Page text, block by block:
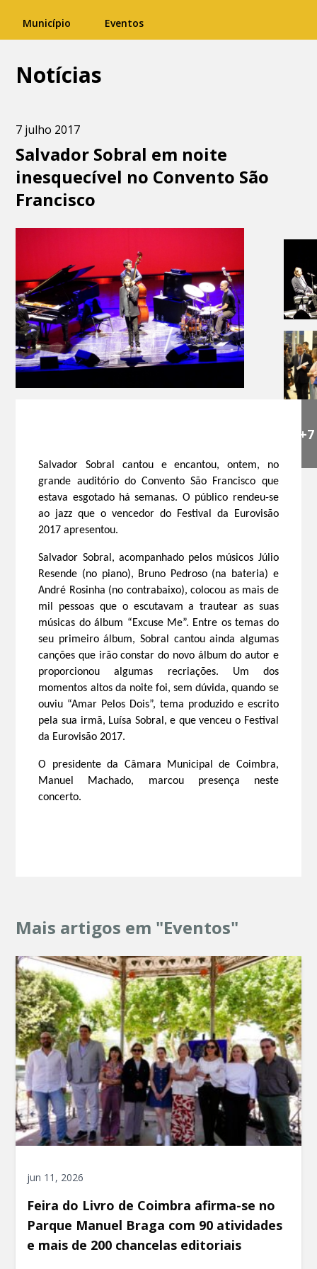
Município Eventos
Notícias
7 julho 2017
Salvador Sobral em noite
inesquecível no Convento São
Francisco
+7
Salvador Sobral cantou e encantou, ontem, no
grande auditório do Convento São Francisco que
estava esgotado há semanas. O público rendeu-se
ao jazz que o vencedor do Festival da Eurovisão
2017 apresentou.
Salvador Sobral, acompanhado pelos músicos Júlio
Resende (no piano), Bruno Pedroso (na bateria) e
André Rosinha (no contrabaixo), colocou as mais de
mil pessoas que o escutavam a trautear as suas
músicas do álbum “Excuse Me”. Entre os temas do
seu primeiro álbum, Sobral cantou ainda algumas
canções que irão constar do novo álbum do autor e
proporcionou algumas recriações. Um dos
momentos altos da noite foi, sem dúvida, quando se
ouviu “Amar Pelos Dois”, tema produzido e escrito
pela sua irmã, Luísa Sobral, e que venceu o Festival
da Eurovisão 2017.
O presidente da Câmara Municipal de Coimbra,
Manuel Machado, marcou presença neste
concerto.
Mais artigos em "Eventos"
jun 11, 2026
Feira do Livro de Coimbra afirma-se no
Parque Manuel Braga com 90 atividades
e mais de 200 chancelas editoriais